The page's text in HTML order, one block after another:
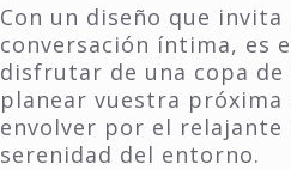
Con un diseño que invita
conversación íntima, es
disfrutar de una copa
planear vuestra
envolver por el relajante
serenidad del entorno.